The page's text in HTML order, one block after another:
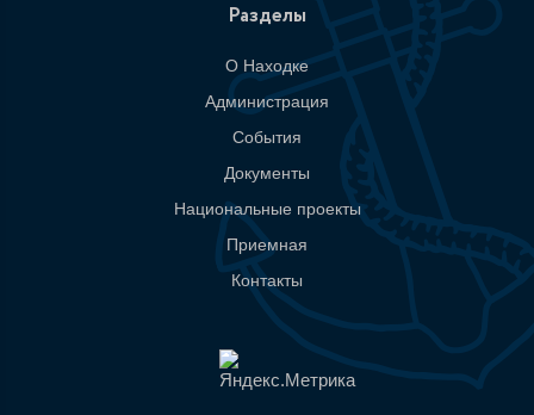
Разделы
О Находке
Администрация
События
Документы
Национальные проекты
Приемная
Контакты